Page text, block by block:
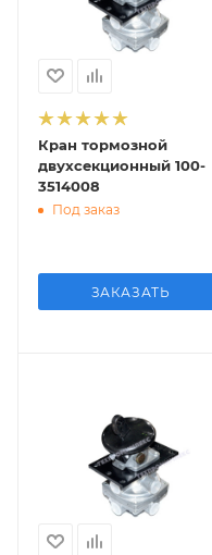
Кран тормозной
двухсекционный 100-
3514008
Под заказ
ЗАКАЗАТЬ